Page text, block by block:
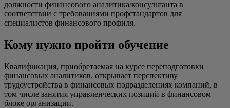
должности финансового аналитика/консультанта в
соответствии с требованиями профстандартов для
специалистов финансового профиля.
Кому нужно пройти обучение
Квалификация, приобретаемая на курсе переподготовки
финансовых аналитиков, открывает перспективу
трудоустройства в финансовых подразделениях компаний, в
том числе занятия управленческих позиций в финансовом
блоке организации.